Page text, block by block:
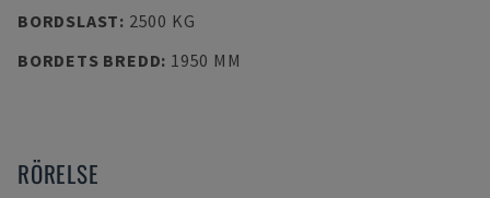
BORDSLAST: 2500 KG
BORDETS BREDD: 1950 MM
RÖRELSE